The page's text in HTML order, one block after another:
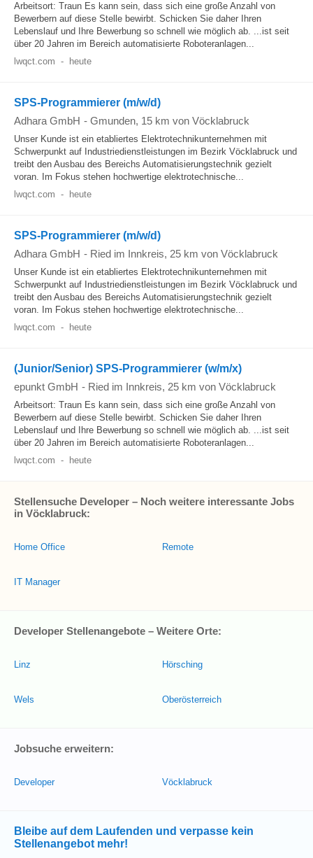
Arbeitsort: Traun Es kann sein, dass sich eine große Anzahl von
Bewerbern auf diese Stelle bewirbt. Schicken Sie daher Ihren
Lebenslauf und Ihre Bewerbung so schnell wie möglich ab. ...ist seit
über 20 Jahren im Bereich automatisierte Roboteranlagen...
lwqct.com - heute
SPS-Programmierer (m/w/d)
Adhara GmbH - Gmunden, 15 km von Vöcklabruck
Unser Kunde ist ein etabliertes Elektrotechnikunternehmen mit
Schwerpunkt auf Industriedienstleistungen im Bezirk Vöcklabruck und
treibt den Ausbau des Bereichs Automatisierungstechnik gezielt
voran. Im Fokus stehen hochwertige elektrotechnische...
lwqct.com - heute
SPS-Programmierer (m/w/d)
Adhara GmbH - Ried im Innkreis, 25 km von Vöcklabruck
Unser Kunde ist ein etabliertes Elektrotechnikunternehmen mit
Schwerpunkt auf Industriedienstleistungen im Bezirk Vöcklabruck und
treibt den Ausbau des Bereichs Automatisierungstechnik gezielt
voran. Im Fokus stehen hochwertige elektrotechnische...
lwqct.com - heute
(Junior/Senior) SPS-Programmierer (w/m/x)
epunkt GmbH - Ried im Innkreis, 25 km von Vöcklabruck
Arbeitsort: Traun Es kann sein, dass sich eine große Anzahl von
Bewerbern auf diese Stelle bewirbt. Schicken Sie daher Ihren
Lebenslauf und Ihre Bewerbung so schnell wie möglich ab. ...ist seit
über 20 Jahren im Bereich automatisierte Roboteranlagen...
lwqct.com - heute
Stellensuche Developer – Noch weitere interessante Jobs
in Vöcklabruck:
Home Office
IT Manager
Remote
Developer Stellenangebote – Weitere Orte:
Linz
Wels
Hörsching
Oberösterreich
Jobsuche erweitern:
Developer Vöcklabruck
Bleibe auf dem Laufenden und verpasse kein
Stellenangebot mehr!